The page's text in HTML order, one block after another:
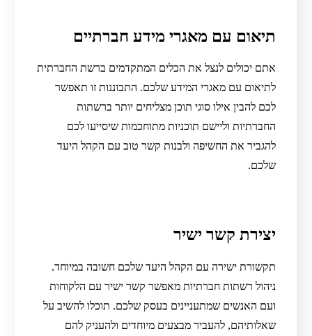
תיאום עם מאגרי מידע חברתיים
אתם יכולים לנצל את הכלים המתקדמים ברשת החברתית
לתיאום עם מאגרי המידע שלכם. התבוננות זו תאפשר
לכם להבין אילו סוגי תוכן מצליחים יותר ברשתות
החברתיות וליישם תוכניות מתוחכמות שיסייעו לכם
להגביר את החשיפה ולבנות קשר טוב עם הקהל היעד
שלכם.
יצירת קשר ישיר
תקשורת ישירה עם הקהל היעד שלכם חשובה במיוחד.
ניהול רשתות חברתיות מאפשר קשר ישיר עם הלקוחות
ועם האנשים שמתעניינים בעסק שלכם. תוכלו להשיב על
שאלותיהם, להעביר מבצעים מיוחדים ולהעניק להם